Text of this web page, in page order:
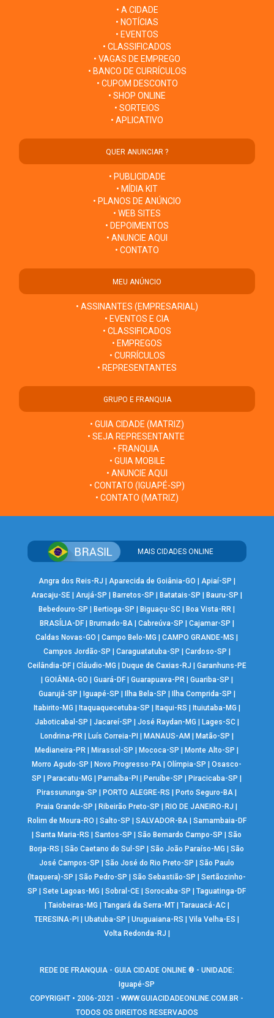
• A CIDADE
• NOTÍCIAS
• EVENTOS
• CLASSIFICADOS
• VAGAS DE EMPREGO
• BANCO DE CURRÍCULOS
• CUPOM DESCONTO
• SHOP ONLINE
• SORTEIOS
• APLICATIVO
QUER ANUNCIAR ?
• PUBLICIDADE
• MÍDIA KIT
• PLANOS DE ANÚNCIO
• WEB SITES
• DEPOIMENTOS
• ANUNCIE AQUI
• CONTATO
MEU ANÚNCIO
• ASSINANTES (EMPRESARIAL)
• EVENTOS E CIA
• CLASSIFICADOS
• EMPREGOS
• CURRÍCULOS
• REPRESENTANTES
GRUPO E FRANQUIA
• GUIA CIDADE (MATRIZ)
• SEJA REPRESENTANTE
• FRANQUIA
• GUIA MOBILE
• ANUNCIE AQUI
• CONTATO (IGUAPÉ-SP)
• CONTATO (MATRIZ)
MAIS CIDADES ONLINE
Angra dos Reis-RJ Aparecida de Goiânia-GO Apiaí-SP
Aracaju-SE |Arujá-SP Barretos-SP Batatais-SP Bauru-SP
Bebedouro-SP
Bertioga-SP Biguaçu-SC Boa Vista-RR
BRASÍLIA-DF| Brumado-BA| Cabreúva-SP Cajamar-SP
Caldas Novas-GO
|Campo Belo-MG |CAMPO GRANDE-MS
Campos Jordão-SP
Caraguatatuba-SP Cardoso-SP
Ceilândia-DF| Cláudio-MG Duque de Caxias-RJ
Garanhuns-PE
GOIÂNIA-GO Guará-DF| Guarapuava-PR| Guariba-SP
Guarujá-SP
Iguapé-SP Ilha Bela-SP Ilha Comprida-SP
Itabirito-MG
Itaquaquecetuba-SP Itaqui-RS Ituiutaba-MG
Jaboticabal-SP
Jacareí-SP José Raydan-MG Lages-SC|
Londrina-PR| Luís Correia-PI MANAUS-AM Matão-SP
Medianeira-PR
Mirassol-SP Mococa-SP Monte Alto-SP
Morro Agudo-SP
Novo Progresso-PA |Olímpia-SP |Osasco-
SP
Paracatu-MG Parnaíba-PI Peruíbe-SP Piracicaba-SP
Pirassununga-SP
PORTO ALEGRE-RS Porto Seguro-BA
Praia Grande-SP
Ribeirão Preto-SP RIO DE JANEIRO-RJ
Rolim de Moura-RO
Salto-SP SALVADOR-BA| Samambaia-DF
|Santa Maria-RS |Santos-SP |São Bernardo Campo-SP |São
Borja-RS
|São Caetano do Sul-SP |São João Paraíso-MG |São
José Campos-SP
|São José do Rio Preto-SP |São Paulo
(Itaquera)-SP
|São Pedro-SP |São Sebastião-SP |Sertãozinho-
SP
|Sete Lagoas-MG |Sobral-CE |Sorocaba-SP |Taguatinga-DF
Taiobeiras-MG Tangará da Serra-MT| Tarauacá-AC|
TERESINA-PI
|Ubatuba-SP |Uruguaiana-RS |Vila Velha-ES
Volta Redonda-RJ
REDE DE FRANQUIA - GUIA CIDADE ONLINE ® - UNIDADE:
Iguapé-SP
COPYRIGHT • 2006-2021 -WWW.GUIACIDADEONLINE.COM.BR -
TODOS OS DIREITOS RESERVADOS